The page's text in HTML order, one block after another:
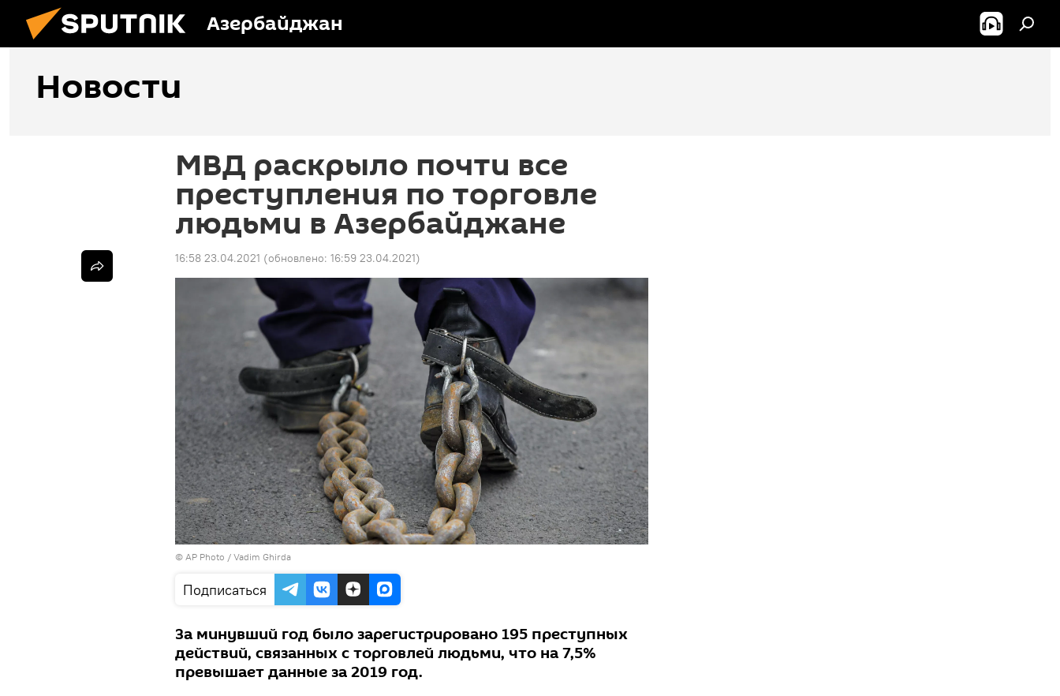
Азербайджан
Новости
МВД раскрыло почти все
преступления по торговле
людьми в Азербайджане
16:58 23.04.2021 (обновлено: 16:59 23.04.2021)
© AP Photo / Vadim Ghirda
Подписаться
За минувший год было зарегистрировано 195 преступных
действий, связанных с торговлей людьми, что на 7,5%
превышает данные за 2019 год.